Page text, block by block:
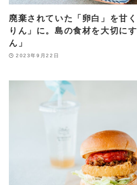
廃棄されていた「卵白」を甘
りん」に。島の食材を大切に
ん」
2023年9月22日